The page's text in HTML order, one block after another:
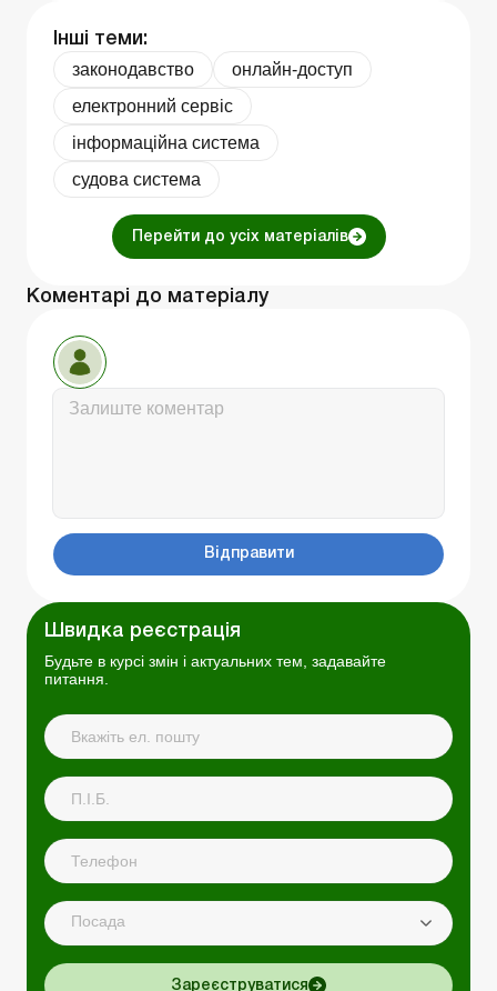
Інші теми:
законодавство
онлайн-доступ
електронний сервіс
інформаційна система
судова система
Перейти до усіх матеріалів
Коментарі до матеріалу
Відправити
Швидка реєстрація
Будьте в курсі змін і актуальних тем, задавайте
питання.
Посада
Зареєструватися